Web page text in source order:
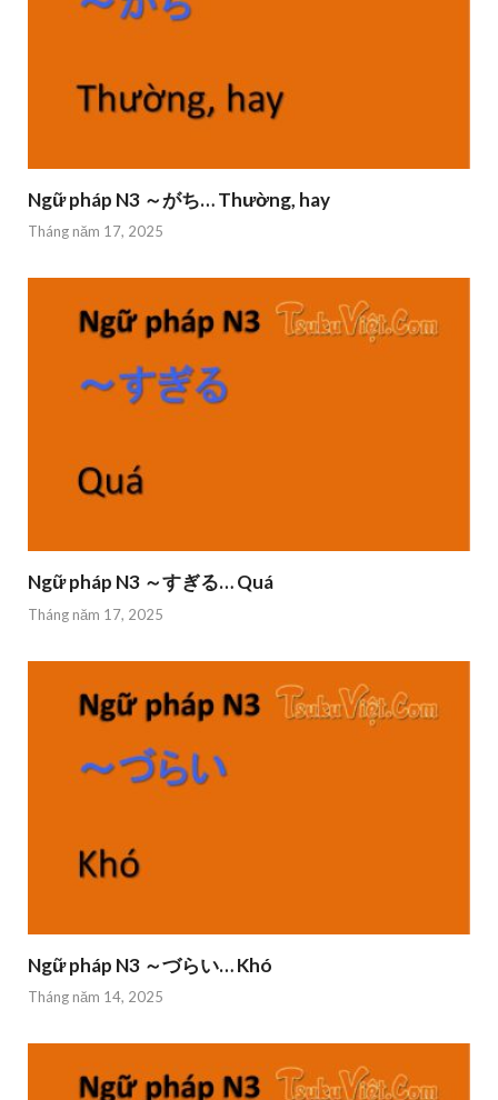
Ngữ pháp N3 ～がち… Thường, hay
Tháng năm 17, 2025
Ngữ pháp N3 ～すぎる… Quá
Tháng năm 17, 2025
Ngữ pháp N3 ～づらい… Khó
Tháng năm 14, 2025